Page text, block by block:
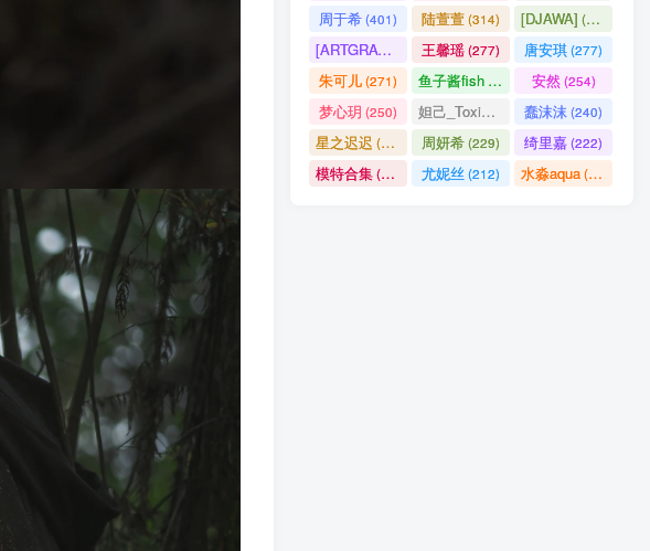
周于希(401) 陆萱萱(314) [DJAWA] (290)
[ARTGRAVIA] (290)
王馨瑶(277) 唐安琪(277)
朱可儿(271) 鱼子酱fish 安然(254)
梦心玥 (250) 妲己_Toxic(247)蠢沫沫(240)
星之迟迟 (238) 周妍希(229) 绮里嘉(222)
模特合集(218) 尤妮丝 (212) 水淼aqua(172)